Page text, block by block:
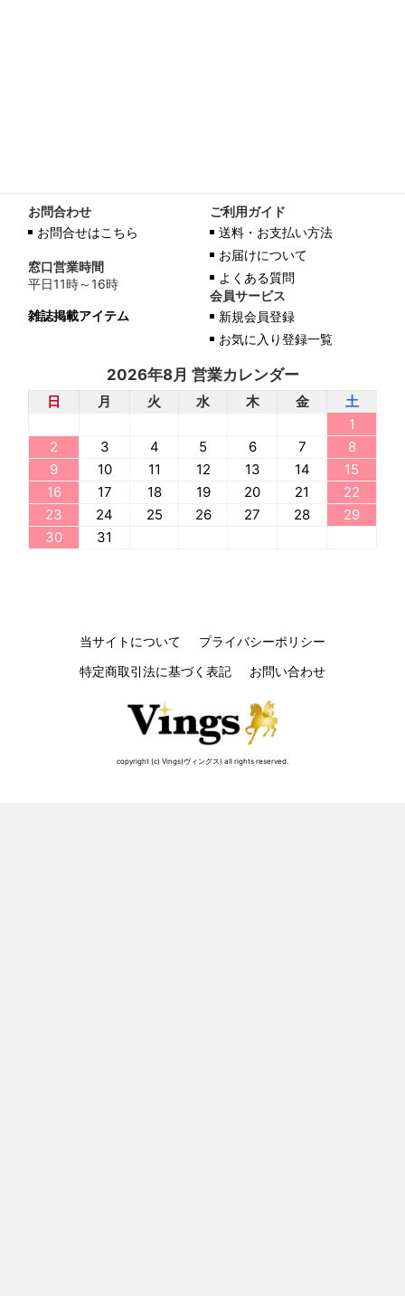
お問合わせ
お問合せはこちら
窓口営業時間
平日11時～16時
雑誌掲載アイテム
ご利用ガイド
送料・お支払い方法
お届けについて
よくある質問
会員サービス
新規会員登録
お気に入り登録一覧
2026年8月 営業カレンダー
日 月 火 水 木 金
土
1
2
3 4 5 6 7
8
9
10 11 12 13 14
15
16
17 18 19 20 21
22
23
24 25 26 27 28
29
30
31
当サイトについて
プライバシーポリシー
特定商取引法に基づく表記
お問い合わせ
copyright (c) Vings(ヴィングス) all rights reserved.